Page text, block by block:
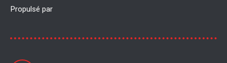
Propulsé par